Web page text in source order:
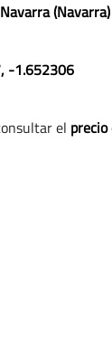
(Navarra)
-1.652306
el